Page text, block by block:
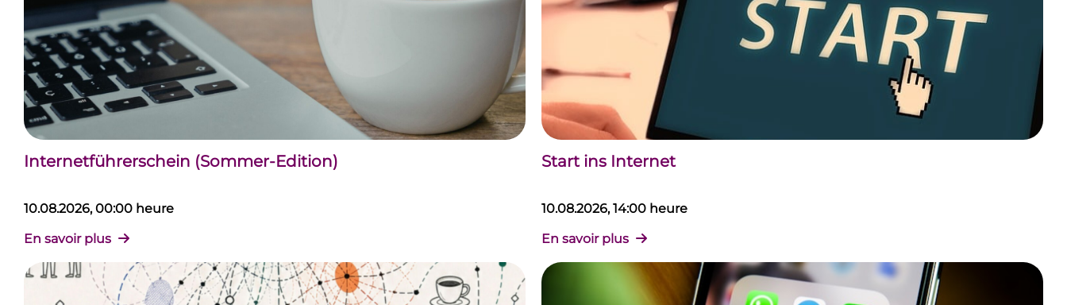
Internetführerschein (Sommer-Edition)
10.08.2026, 00:00 heure
En savoir plus
Start ins Internet
10.08.2026, 14:00 heure
En savoir plus